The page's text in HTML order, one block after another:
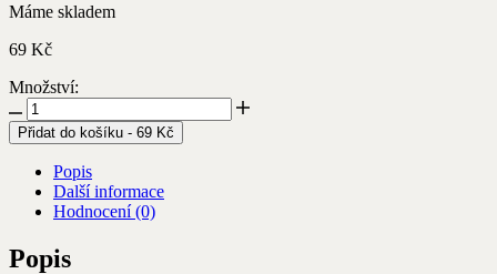
Máme skladem
69 Kč
Množství:
Gullon
Digestive
sušenky
bez
cukru
400G
množství
Přidat do košíku - 69 Kč
Popis
Další informace
Hodnocení (0)
Popis